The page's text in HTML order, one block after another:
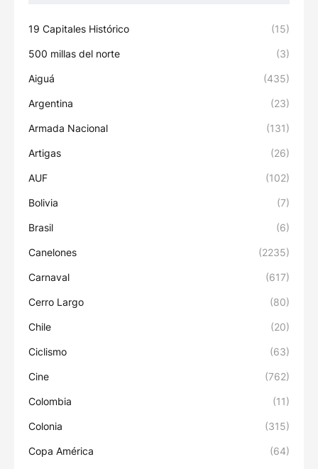
19 Capitales Histórico (15)
500 millas del norte (3)
Aiguá (435)
Argentina (23)
Armada Nacional (131)
Artigas (26)
AUF (102)
Bolivia (7)
Brasil (6)
Canelones (2235)
Carnaval (617)
Cerro Largo (80)
Chile (20)
Ciclismo (63)
Cine (762)
Colombia (11)
Colonia (315)
Copa América (64)